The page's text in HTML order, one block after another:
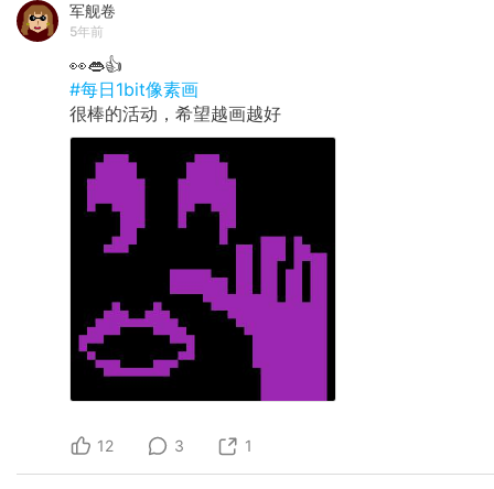
军舰卷
5年前
👀👄👍
#每日1bit像素画
很棒的活动，希望越画越好
12 3 1